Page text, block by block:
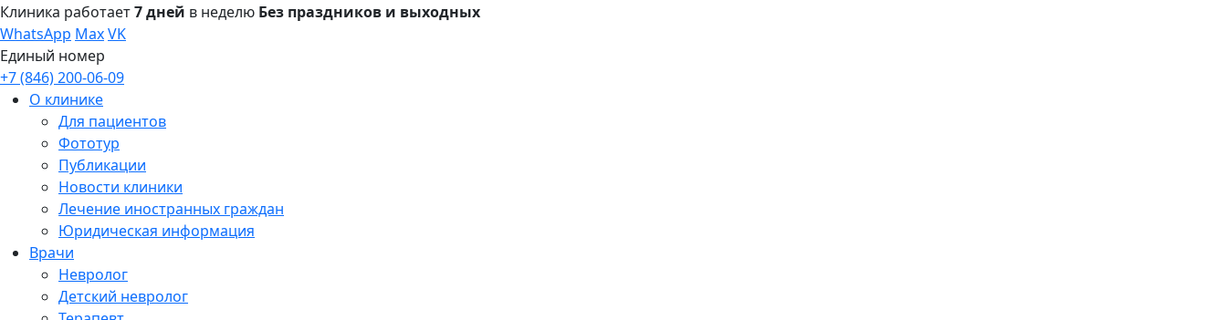
Клиника работает7 дней в неделю Без праздников и выходных
WhatsApp MaxVK
Единый номер
+7 (846) 200-06-09
О клинике
Для пациентов
Фототур
Публикации
Новости клиники
Лечение иностранных граждан
Юридическая информация
Врачи
Невролог
Детский невролог